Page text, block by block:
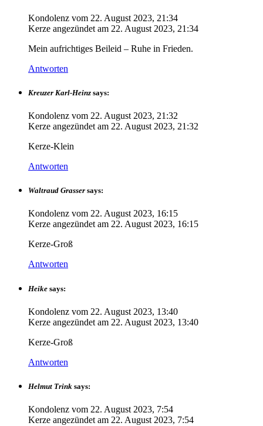
Kondolenz vom 22. August 2023, 21:34
Kerze angezündet am 22. August 2023, 21:34
Mein aufrichtiges Beileid – Ruhe in Frieden.
Antworten
Kreuzer Karl-Heinz says:
Kondolenz vom 22. August 2023, 21:32
Kerze angezündet am 22. August 2023, 21:32
Kerze-Klein
Antworten
Waltraud Grasser says:
Kondolenz vom 22. August 2023, 16:15
Kerze angezündet am 22. August 2023, 16:15
Kerze-Groß
Antworten
Heike says:
Kondolenz vom 22. August 2023, 13:40
Kerze angezündet am 22. August 2023, 13:40
Kerze-Groß
Antworten
Helmut Trink says:
Kondolenz vom 22. August 2023, 7:54
Kerze angezündet am 22. August 2023, 7:54